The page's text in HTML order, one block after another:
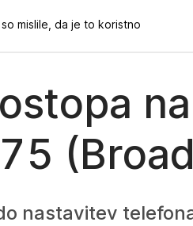
mislile, da je to koristno
na
nastavitev